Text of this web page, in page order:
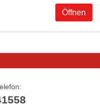
Öffnen